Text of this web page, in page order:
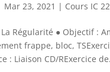
Mar 23, 2021 | Cours IC 22
Régularité ● Objectif :
frappe, bloc,
: Liaison CD/RExercice